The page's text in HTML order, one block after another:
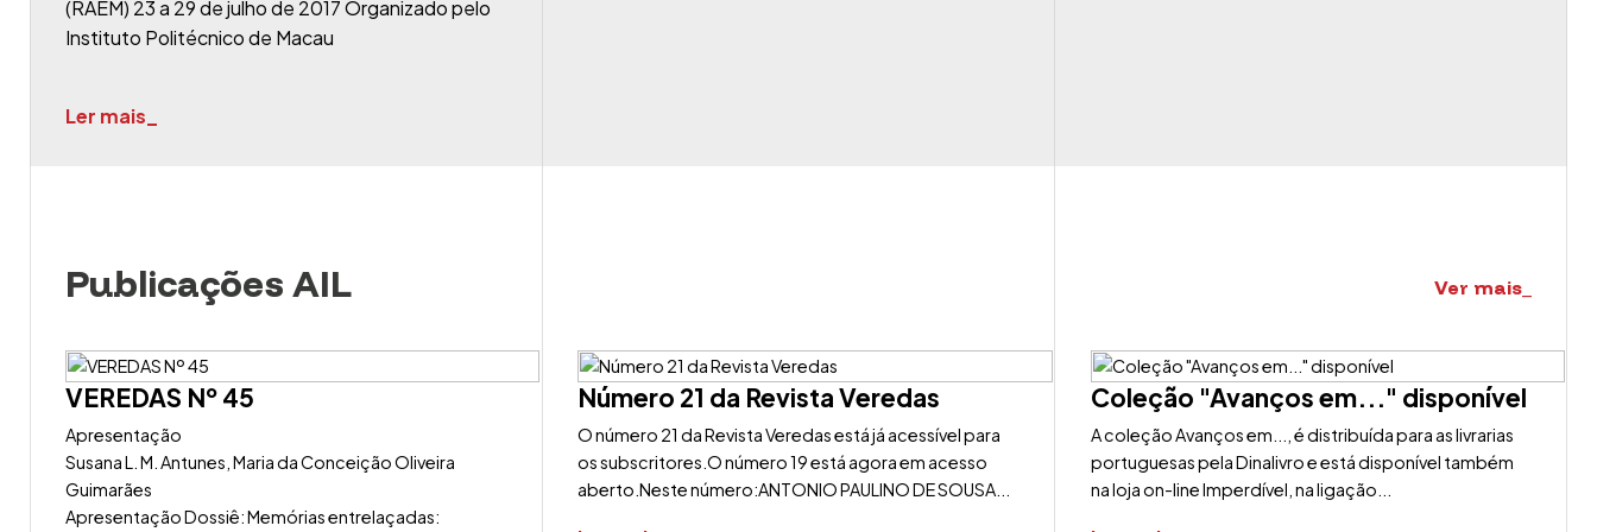
(RAEM) 23 a 29 de julho de 2017 Organizado pelo
Instituto Politécnico de Macau
Ler mais_
Publicações AIL Ver mais_
VEREDAS Nº 45
Apresentação
Susana L. M. Antunes, Maria da Conceição Oliveira
Guimarães
Apresentação Dossiê: Memórias entrelaçadas:
Número 21 da Revista Veredas
O número 21 da Revista Veredas está já acessível para
os subscritores.O número 19 está agora em acesso
aberto.Neste número:ANTONIO PAULINO DE SOUSA...
Coleção "Avanços em..." disponível
A coleção Avanços em..., é distribuída para as livrarias
portuguesas pela Dinalivro e está disponível também
na loja on-line Imperdível, na ligação...